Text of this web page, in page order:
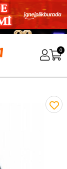
0